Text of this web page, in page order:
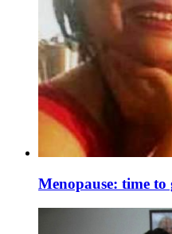
Menopause: time